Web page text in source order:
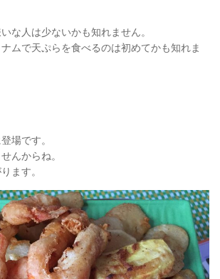
な人は少ないかも知れません。
ムで天ぷらを食べるのは初めてかも知れま
場です。
んからね。
ます。